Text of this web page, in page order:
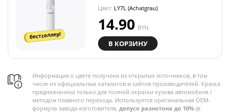
бестселлер!
Цвет: LY7L (Achatgrau)
14.90 BYN
В КОРЗИНУ
Информация о цвете получена из открытых источников, в том
числе из официальных каталогов и сайтов производителей. Краска
предназначена только для полной окраски кузова автомобиля /
методом плавного перехода. Используется оригинальная OEM-
формула завода-изготовителя, допуск разнотона до 10% (в